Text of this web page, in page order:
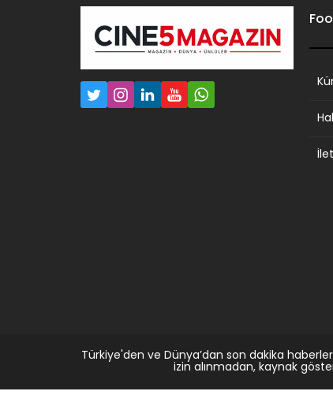
Türkiye'den ve Dünya’dan son dakika
izin alınmadan, kaynak